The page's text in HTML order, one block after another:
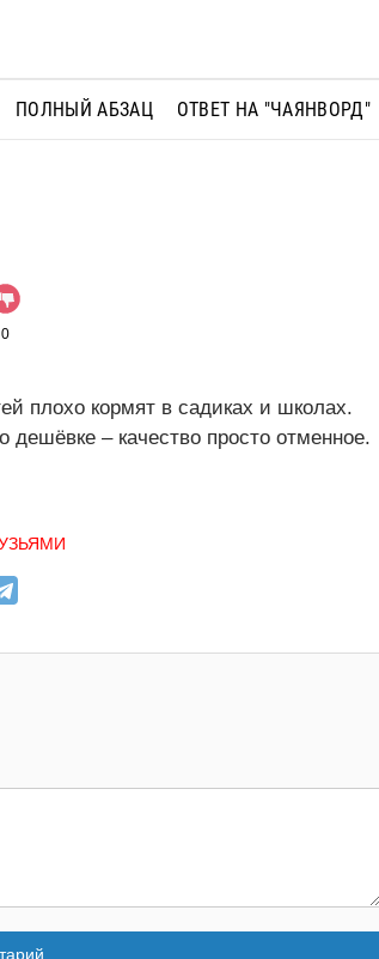
ПОЛНЫЙ АБЗАЦ ОТВЕТ НА "ЧАЯНВОРД"
0
плохо кормят в садиках и школах.
– качество просто отменное.